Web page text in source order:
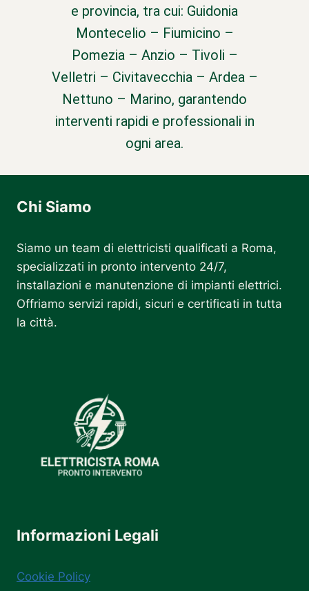
e provincia, tra cui: Guidonia
Montecelio – Fiumicino –
Pomezia – Anzio – Tivoli –
Velletri – Civitavecchia – Ardea –
Nettuno – Marino, garantendo
interventi rapidi e professionali in
ogni area.
Chi Siamo
Siamo un team di elettricisti qualificati a Roma,
specializzati in pronto intervento 24/7,
installazioni e manutenzione di impianti elettrici.
Offriamo servizi rapidi, sicuri e certificati in tutta
la città.
Informazioni Legali
Cookie Policy